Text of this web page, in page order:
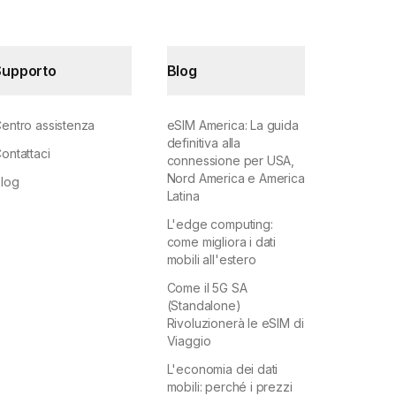
assistenza
Blog
eSIM America: La guida
definitiva alla
connessione per USA,
Nord America e America
Latina
L'edge computing:
come migliora i dati
mobili all'estero
Come il 5G SA
(Standalone)
Rivoluzionerà le eSIM di
Viaggio
L'economia dei dati
mobili: perché i prezzi